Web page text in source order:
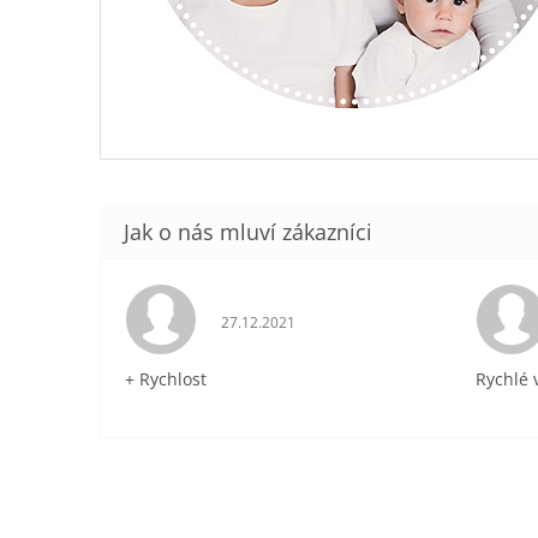
Hodnocení obchodu je 5 z 5 hvězdiček.
27.12.2021
+ Rychlost Rychlé